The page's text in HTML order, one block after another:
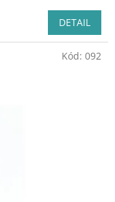
DETAIL
Kód: 092